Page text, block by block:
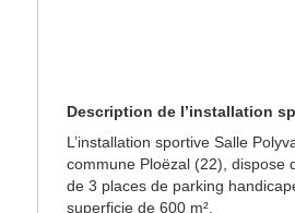
Description de l’installation
L’installation sportive Salle
commune Ploëzal (22), dispose
de 3 places de parking
superficie de 600 m².